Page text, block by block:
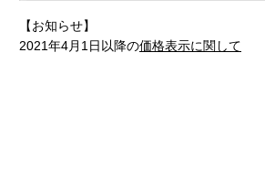
【お知らせ】
2021年4月1日以降の価格表示に関して